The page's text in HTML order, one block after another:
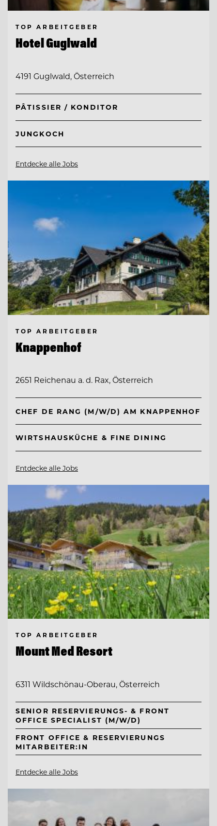
TOP ARBEITGEBER
Hotel Guglwald
4191 Guglwald, Österreich
PÂTISSIER / KONDITOR
JUNGKOCH
Entdecke alle Jobs
TOP ARBEITGEBER
Knappenhof
2651 Reichenau a. d. Rax, Österreich
CHEF DE RANG (M/W/D) AM KNAPPENHOF
WIRTSHAUSKÜCHE & FINE DINING
Entdecke alle Jobs
TOP ARBEITGEBER
Mount Med Resort
6311 Wildschönau-Oberau, Österreich
SENIOR RESERVIERUNGS- & FRONT
OFFICE SPECIALIST (M/W/D)
FRONT OFFICE & RESERVIERUNGS
MITARBEITER:IN
Entdecke alle Jobs